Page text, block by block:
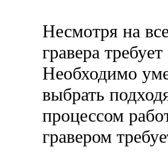
Несмотря на
гравера
Необходимо
выбрать
процессом
гравером